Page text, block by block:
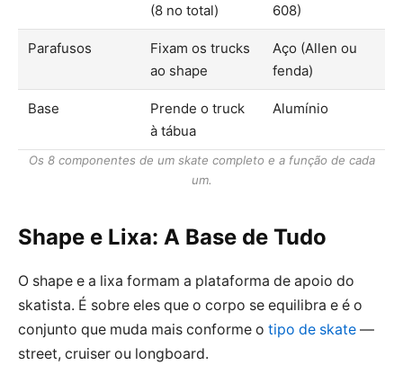
(8 no total)
608)
Parafusos
Fixam os trucks
ao shape
Aço (Allen ou
fenda)
Base
Prende o truck
à tábua
Alumínio
Os 8 componentes de um skate completo e a função de cada
um.
Shape e Lixa: A Base de Tudo
O shape e a lixa formam a plataforma de apoio do
skatista. É sobre eles que o corpo se equilibra e é o
conjunto que muda mais conforme o tipo de skate —
street, cruiser ou longboard.